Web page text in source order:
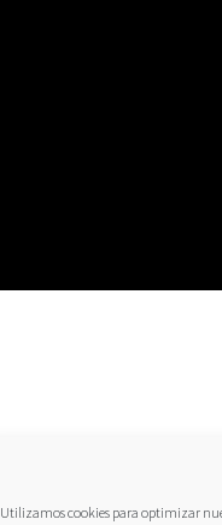
Utilizamos cookies para optimizar